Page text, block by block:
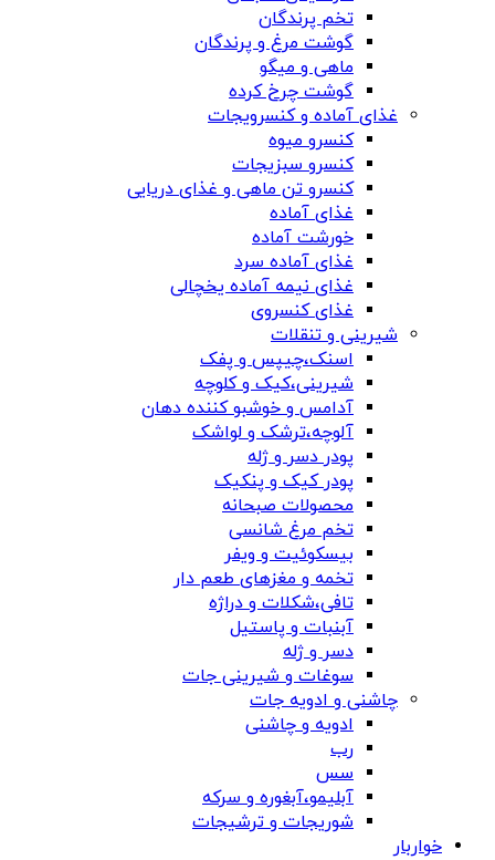
تخم پرندگان
گوشت مرغ و پرندگان
ماهی و میگو
گوشت چرخ کرده
غذای آماده و کنسرویجات
کنسرو میوه
کنسرو سبزیجات
کنسرو تن ماهی و غذای دریایی
غذای آماده
خورشت آماده
غذای آماده سرد
غذای نیمه آماده یخچالی
غذای کنسروی
شیرینی و تنقلات
اسنک،چیپس و پفک
شیرینی،کیک و کلوچه
آدامس و خوشبو کننده دهان
آلوچه،ترشک و لواشک
پودر دسر و ژله
پودر کیک و پنکیک
محصولات صبحانه
تخم مرغ شانسی
بیسکوئیت و ویفر
تخمه و مغزهای طعم دار
تافی،شکلات و دراژه
آبنبات و پاستیل
دسر و ژله
سوغات و شیرینی جات
چاشنی و ادویه جات
ادویه و چاشنی
رب
سس
آبلیمو،آبغوره و سرکه
شوریجات و ترشیجات
خواربار